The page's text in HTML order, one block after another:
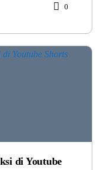
0
di Youtube